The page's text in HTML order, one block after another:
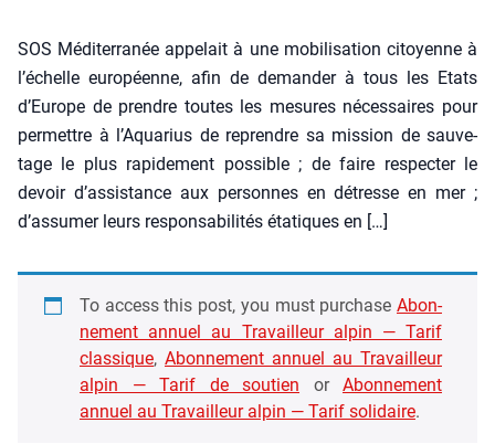
SOS Médi­ter­ra­née appe­lait à une mobi­li­sa­tion citoyenne à
l’échelle euro­péenne, afin de deman­der à tous les Etats
d’Eu­rope de prendre toutes les mesures néces­saires pour
per­mettre à l’Aquarius de reprendre sa mis­sion de sau­ve­
tage le plus rapi­de­ment pos­sible ; de faire res­pec­ter le
devoir d’as­sis­tance aux per­sonnes en détresse en mer ;
d’assumer leurs res­pon­sa­bi­li­tés éta­tiques en […]
To access this post, you must pur­chase Abon­
ne­ment annuel au Tra­vailleur alpin — Tarif
clas­sique, Abon­ne­ment annuel au Tra­vailleur
alpin — Tarif de sou­tien or Abon­ne­ment
annuel au Tra­vailleur alpin — Tarif soli­daire.